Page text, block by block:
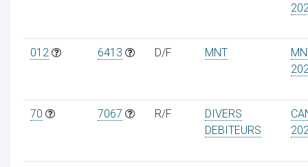
012 6413 D/F MNT
70 7067 R/F
DIVERS
DEBITEURS